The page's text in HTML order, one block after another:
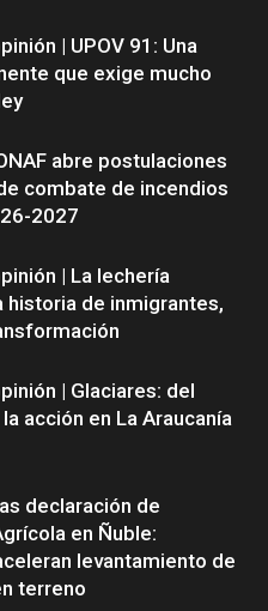
| UPOV 91: Una
que exige mucho
abre postulaciones
combate de incendios
2027
| La lechería
historia de inmigrantes,
| Glaciares: del
acción en La Araucanía
declaración de
en Ñuble:
levantamiento de
terreno